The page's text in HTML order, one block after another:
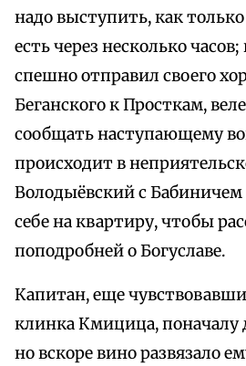
надо выступить, как
есть через несколько
спешно отправил своего
Беганского к Просткам,
сообщать наступающему
происходит в
Володыёвский с Бабиничем
себе на квартиру, чтобы
поподробней о Богуславе.
Капитан, еще
клинка Кмицица, поначалу
но вскоре вино развязало